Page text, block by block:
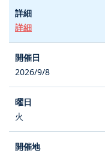
詳細
2026/9/8
火